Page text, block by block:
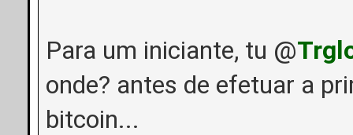
Para um iniciante, tu @
onde? antes de efetuar a
bitcoin...